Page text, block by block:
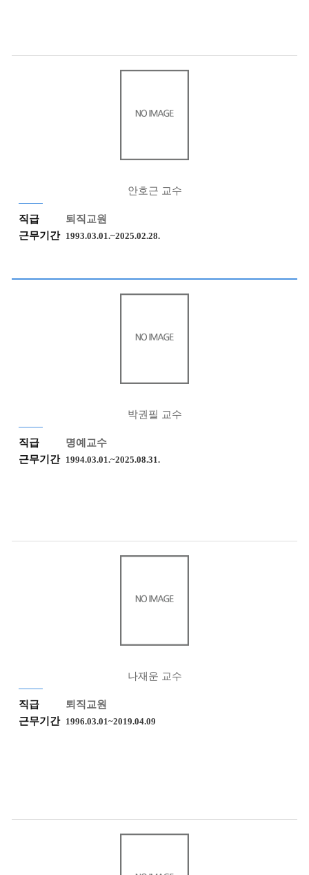
안호근 교수
직급
퇴직교원
근무기간 1993.03.01.~2025.02.28.
박권필 교수
직급
명예교수
근무기간 1994.03.01.~2025.08.31.
나재운 교수
직급
퇴직교원
근무기간 1996.03.01~2019.04.09